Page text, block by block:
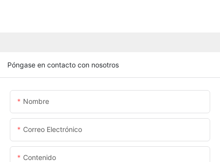
Póngase en contacto con nosotros
Nombre
Correo Electrónico
Contenido